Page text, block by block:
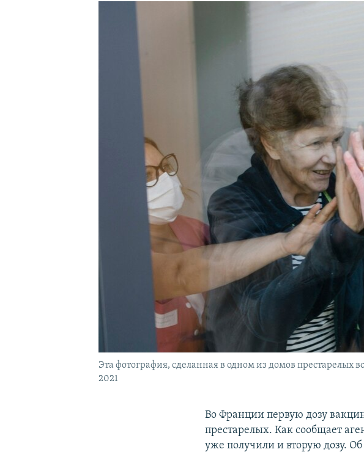
Эта фотография, сделанная в одном из домов престарелых
2021
Во Франции первую дозу
престарелых. Как сообщает
уже получили и вторую дозу.